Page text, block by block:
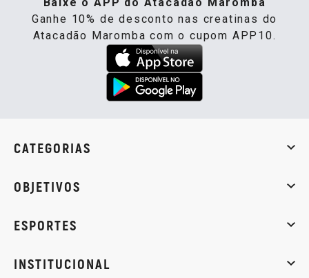
Ganhe 10% de desconto nas creatinas do
Atacadão Maromba com o cupom APP10.
CATEGORIAS
OBJETIVOS
ESPORTES
INSTITUCIONAL